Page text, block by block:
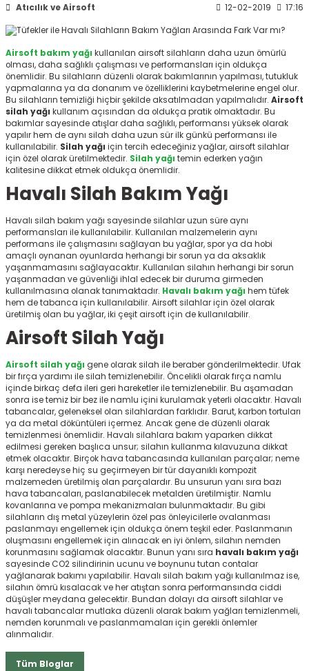
Mermisi
Atıcılık ve Airsoft 12-02-2019 17:16
Airsoft bakım yağı kullanılan airsoft silahların daha uzun ömürlü
olması, daha sağlıklı çalışması ve performansları için oldukça
önemlidir. Bu silahların düzenli olarak bakımlarının yapılması, tutukluk
yapmalarına ya da donanım ve özelliklerini kaybetmelerine engel olur.
Bu silahların temizliği hiçbir şekilde aksatılmadan yapılmalıdır. Airsoft
silah yağı kullanım açısından da oldukça pratik olmaktadır. Bu
bakımlar sayesinde atışlar daha sağlıklı, performansı yüksek olarak
yapılır hem de aynı silah daha uzun sür ilk günkü performansı ile
kullanılabilir. Silah yağı için tercih edeceğiniz yağlar, airsoft silahlar
için özel olarak üretilmektedir. Silah yağı temin ederken yağın
kalitesine dikkat etmek oldukça önemlidir.
Havalı Silah Bakım Yağı
Havalı silah bakım yağı sayesinde silahlar uzun süre aynı
performansları ile kullanılabilir. Kullanılan malzemelerin aynı
performans ile çalışmasını sağlayan bu yağlar, spor ya da hobi
amaçlı oynanan oyunlarda herhangi bir sorun ya da aksaklık
yaşanmamasını sağlayacaktır. Kullanılan silahın herhangi bir sorun
yaşanmadan ve güvenliği ihlal edecek bir duruma girmeden
kullanılmasına olanak tanımaktadır. Havalı bakım yağı hem tüfek
hem de tabanca için kullanılabilir. Airsoft silahlar için özel olarak
üretilmiş olan bu yağlar, iki çeşit airsoft için de kullanılabilir.
Airsoft Silah Yağı
Airsoft silah yağı gene olarak silah ile beraber gönderilmektedir. Ufak
bir fırça yardımı ile silah temizlenebilir. Öncelikli olarak fırça namlu
içinde birkaç defa ileri geri hareketler ile temizlenebilir. Bu aşamadan
sonra ise temiz bir bez ile namlu içini kurulamak yeterli olacaktır. Havalı
tabancalar, geleneksel olan silahlardan farklıdır. Barut, karbon tortuları
ya da metal döküntüleri içermez. Ancak gene de düzenli olarak
temizlenmesi önemlidir. Havalı silahlara bakım yaparken dikkat
edilmesi gereken başlıca unsur; silahın kullanma kılavuzuna dikkat
etmek olacaktır. Birçok hava tabancasında kullanılan parçalar; neme
karşı neredeyse hiç su geçirmeyen bir tür dayanıklı kompozit
malzemeden üretilmiş olan parçalardır. Bu unsurun yanı sıra bazı
hava tabancaları, paslanabilecek metalden üretilmiştir. Namlu
kovanlarına ve pompa mekanizmaları bulunmaktadır. Bu gibi
silahların dış metal yüzeylerin özel pas önleyicilerle ovalanması
paslanmayı engellemek için oldukça önem teşkil eder. Paslanmanın
oluşmasını engellemek için alınacak en iyi önlem, silahın nemden
korunmasını sağlamak olacaktır. Bunun yanı sıra havalı bakım yağı
sayesinde CO2 silindirinin ucunu ve boynunu tutan contalar
yağlanarak bakımı yapılabilir. Havalı silah bakım yağı kullanılmaz ise,
silahın ömrü kısalacak ve her atıştan sonra performansında ciddi
düşüşler meydana gelecektir. Bundan dolayı da airsoft silahlar ve
havalı tabancalar mutlaka düzenli olarak bakım yağları temizlenmeli,
nemden korunmalı ve paslanmamaları için gerekli önlemler
alınmalıdır.
Tüm Bloglar